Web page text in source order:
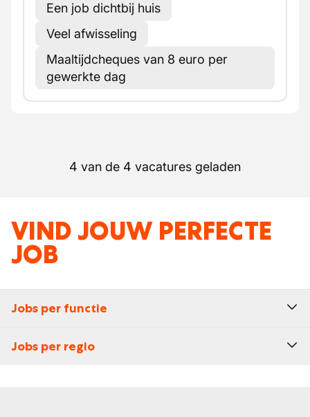
Een job dichtbij huis
Veel afwisseling
Maaltijdcheques van 8 euro per
gewerkte dag
4 van de 4 vacatures geladen
VIND JOUW PERFECTE
JOB
Jobs per functie
Jobs per regio